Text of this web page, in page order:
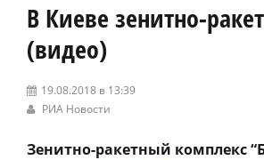
В Киеве зенитно-
(видео)
19.08.2018 в 13:39
РИА Новости
Зенитно-ракетный комплекс